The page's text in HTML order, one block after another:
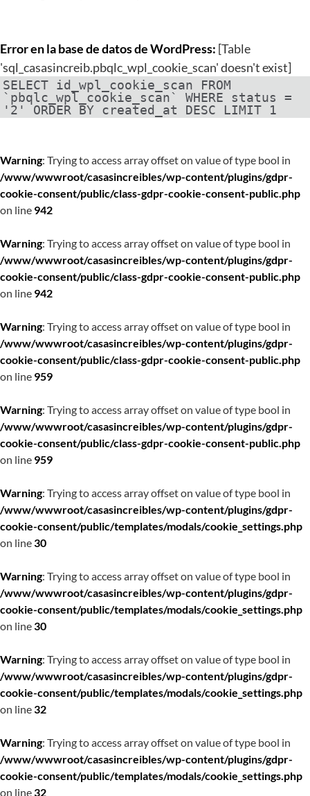
Error en la base de datos de WordPress: [Table
'sql_casasincreib.pbqlc_wpl_cookie_scan' doesn't exist]
SELECT id_wpl_cookie_scan FROM
`pbqlc_wpl_cookie_scan` WHERE status =
'2' ORDER BY created_at DESC LIMIT 1
Warning: Trying to access array offset on value of type bool in
/www/wwwroot/casasincreibles/wp-content/plugins/gdpr-
cookie-consent/public/class-gdpr-cookie-consent-public.php
on line 942
Warning: Trying to access array offset on value of type bool in
/www/wwwroot/casasincreibles/wp-content/plugins/gdpr-
cookie-consent/public/class-gdpr-cookie-consent-public.php
on line 942
Warning: Trying to access array offset on value of type bool in
/www/wwwroot/casasincreibles/wp-content/plugins/gdpr-
cookie-consent/public/class-gdpr-cookie-consent-public.php
on line 959
Warning: Trying to access array offset on value of type bool in
/www/wwwroot/casasincreibles/wp-content/plugins/gdpr-
cookie-consent/public/class-gdpr-cookie-consent-public.php
on line 959
Warning: Trying to access array offset on value of type bool in
/www/wwwroot/casasincreibles/wp-content/plugins/gdpr-
cookie-consent/public/templates/modals/cookie_settings.php
on line30
Warning: Trying to access array offset on value of type bool in
/www/wwwroot/casasincreibles/wp-content/plugins/gdpr-
cookie-consent/public/templates/modals/cookie_settings.php
on line30
Warning: Trying to access array offset on value of type bool in
/www/wwwroot/casasincreibles/wp-content/plugins/gdpr-
cookie-consent/public/templates/modals/cookie_settings.php
on line32
Warning: Trying to access array offset on value of type bool in
/www/wwwroot/casasincreibles/wp-content/plugins/gdpr-
cookie-consent/public/templates/modals/cookie_settings.php
on line32